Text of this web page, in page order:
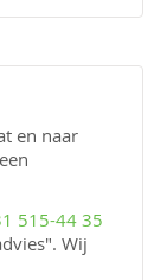
en naar
515-44 35
Wij